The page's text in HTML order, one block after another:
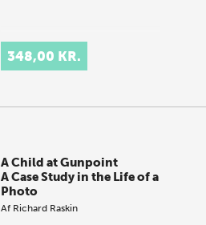
348,00 KR.
A Child at Gunpoint
A Case Study in the Life of a
Photo
Af Richard Raskin